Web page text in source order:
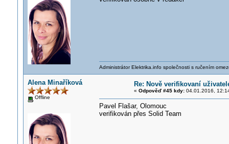
Administrátor Elektrika.info společnosti s ručením
Alena Minaříková
Offline
Re: Nově verifikovaní
« Odpověď #45 kdy:04.01.2016,
Pavel Flašar, Olomouc
verifikován přes Solid Team